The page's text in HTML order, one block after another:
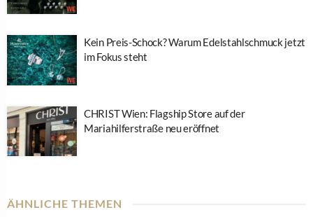
Kein Preis-Schock? Warum Edelstahlschmuck jetzt
im Fokus steht
CHRIST Wien: Flagship Store auf der
Mariahilferstraße neu eröffnet
ÄHNLICHE THEMEN